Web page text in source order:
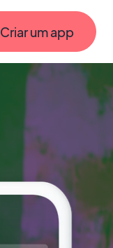
Criar um app